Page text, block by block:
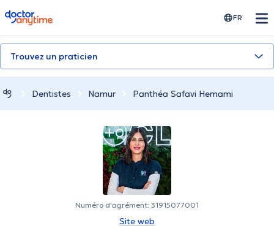
doctoranytime FR
Trouvez un praticien
Dentistes Namur Panthéa Safavi Hemami
Numéro d'agrément: 31915077001
Site web